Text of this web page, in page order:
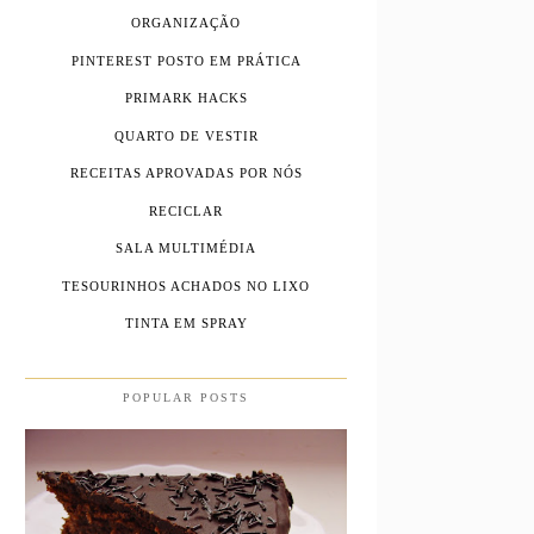
ORGANIZAÇÃO
PINTEREST POSTO EM PRÁTICA
PRIMARK HACKS
QUARTO DE VESTIR
RECEITAS APROVADAS POR NÓS
RECICLAR
SALA MULTIMÉDIA
TESOURINHOS ACHADOS NO LIXO
TINTA EM SPRAY
POPULAR POSTS